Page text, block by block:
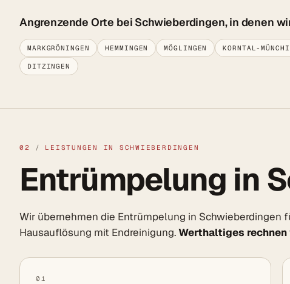
Angrenzende Orte bei Schwieberdingen, in denen
MARKGRÖNINGEN HEMMINGEN MÖGLINGEN KORNTAL-
DITZINGEN
02 / LEISTUNGEN IN SCHWIEBERDINGEN
Entrümpelung in
Wir übernehmen die Entrümpelung in
Hausauflösung mit Endreinigung.Werthaltiges
01